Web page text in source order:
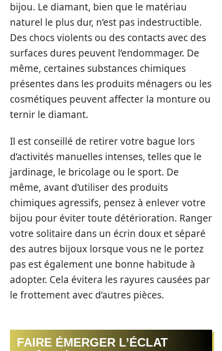
bijou. Le diamant, bien que le matériau
naturel le plus dur, n’est pas indestructible.
Des chocs violents ou des contacts avec des
surfaces dures peuvent l’endommager. De
même, certaines substances chimiques
présentes dans les produits ménagers ou les
cosmétiques peuvent affecter la monture ou
ternir le diamant.
Il est conseillé de retirer votre bague lors
d’activités manuelles intenses, telles que le
jardinage, le bricolage ou le sport. De
même, avant d’utiliser des produits
chimiques agressifs, pensez à enlever votre
bijou pour éviter toute détérioration. Ranger
votre solitaire dans un écrin doux et séparé
des autres bijoux lorsque vous ne le portez
pas est également une bonne habitude à
adopter. Cela évitera les rayures causées par
le frottement avec d’autres pièces.
FAIRE ÉMERGER L’ÉCLAT